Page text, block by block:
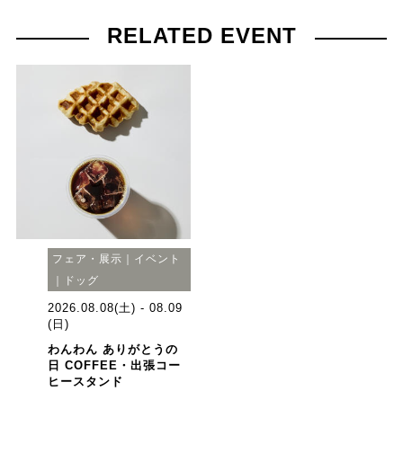
RELATED EVENT
フェア・展示｜イベント
｜ドッグ
2026.08.08(土) - 08.09
(日)
わんわん ありがとうの
日 COFFEE・出張コー
ヒースタンド